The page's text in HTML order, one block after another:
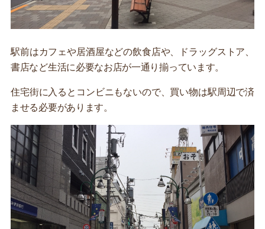
駅前はカフェや居酒屋などの飲食店や、ドラッグストア、
書店など生活に必要なお店が一通り揃っています。
住宅街に入るとコンビニもないので、買い物は駅周辺で済
ませる必要があります。